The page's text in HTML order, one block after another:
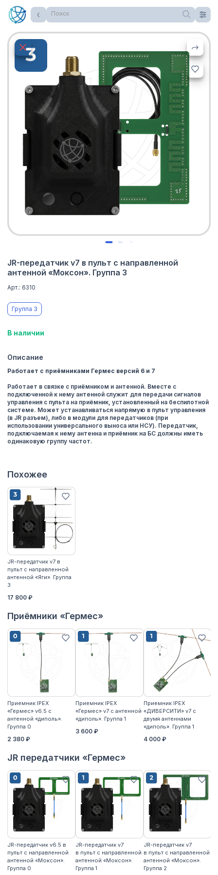
Поиск
JR-передатчик v7 в пульт с направленной
антенной «Моксон». Группа 3
Арт.: 6310
Группа 3
В наличии
Описание
Работает с приёмниками Гермес версий 6 и 7
Работает в связке с приёмником и антенной. Вместе с
подключенной к нему антенной служит для передачи сигналов
управления с пульта на приёмник, установленный на беспилотной
системе. Может устанавливаться напрямую в пульт управления
(в JR разъем), либо в модули для передатчиков (при
использовании универсального выноса или НСУ). Передатчик,
подключаемая к нему антенна и приёмник на БС должны иметь
одинаковую группу частот.
Похожее
JR-передатчик v7 в
пульт с направленной
антенной «Яги». Группа
3
17 800 ₽
Приёмники «Гермес»
Приемник IPEX
«Гермес» v6.5 с
антенной «диполь».
Группа 0
2 380 ₽
Приемник IPEX
«Гермес» v7 с антенной
«диполь». Группа 1
3 600 ₽
Приемник IPEX
«ДИВЕРСИТИ» v7 с
двумя антеннами
«диполь». Группа 1
4 000 ₽
JR передатчики «Гермес»
JR-передатчик v6.5 в
пульт с направленной
антенной «Моксон».
Группа 0
JR-передатчик v7
в пульт с направленной
антенной «Моксон».
Группа 1
JR-передатчик v7
в пульт с направленной
антенной «Моксон».
Группа 2